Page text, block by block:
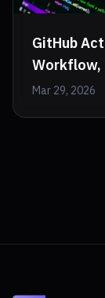
GitHub
Workflow,
Mar 29, 2026